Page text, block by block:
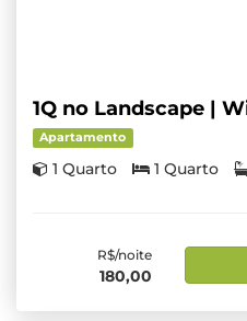
1Q no Landscape |
Apartamento
1 Quarto 1 Quarto
R$/noite
180,00